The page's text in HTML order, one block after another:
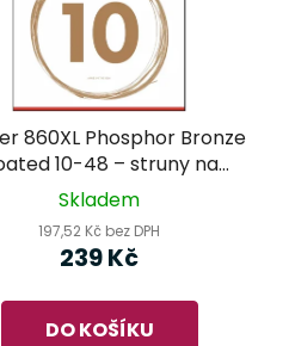
860XL Phosphor Bronze
10-48 – struny na
akustickou kytaru
Skladem
197,52 Kč bez DPH
239 Kč
DO KOŠÍKU